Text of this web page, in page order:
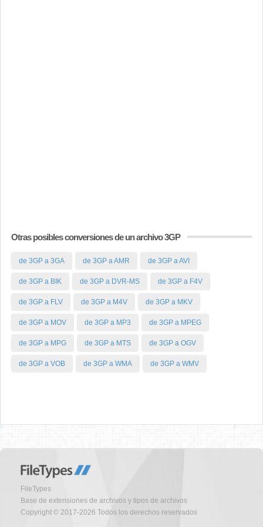
Otras posibles conversiones de un archivo 3GP
de 3GP a 3GA de 3GP a AMR de 3GP a AVI
de 3GP a BIK de 3GP a DVR-MS de 3GP a F4V
de 3GP a FLV de 3GP a M4V de 3GP a MKV
de 3GP a MOV de 3GP a MP3 de 3GP a MPEG
de 3GP a MPG de 3GP a MTS de 3GP a OGV
de 3GP a VOB de 3GP a WMA de 3GP a WMV
FileTypes
Base de extensiones de archivos y tipos de archivos
Copyright © 2017-2026 Todos los derechos reservados